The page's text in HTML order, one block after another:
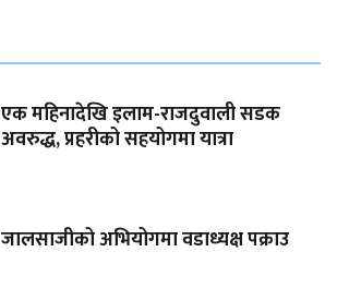
एक महिनादेखि इलाम-राजदुवाली सडक
अवरुद्ध, प्रहरीको सहयोगमा यात्रा
जालसाजीको अभियोगमा वडाध्यक्ष पक्राउ